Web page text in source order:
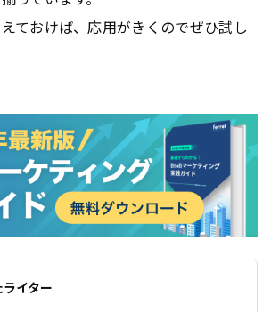
ておけば、応用がきくのでぜひ試し
イター